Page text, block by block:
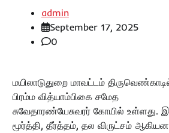
admin
September 17, 2025
0
மயிலாடுதுறை மாவட்டம்
பிரம்ம வித்யாம்பிகை சமேத
சுவேதாரண்யேசுவரர் கோயில் உள்ளது.
மூர்த்தி, தீர்த்தம், தல விருட்சம் ஆகியன